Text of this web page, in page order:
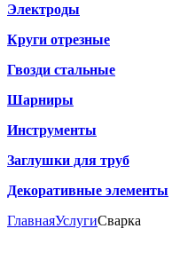
Электроды
Круги отрезные
Гвозди стальные
Шарниры
Инструменты
Заглушки для труб
Декоративные элементы
ГлавнаяУслугиСварка